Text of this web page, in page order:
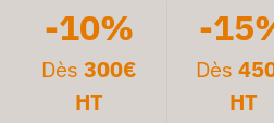
-10%
Dès300€
HT
-
Dès
HT